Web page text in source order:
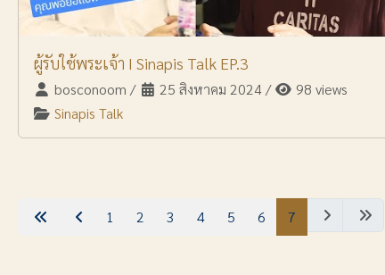
ผู้รับใช้พระเจ้า I Sinapis Talk EP.3
bosconoom / 25 สิงหาคม 2024/
98 views
Sinapis Talk
1 2 3 4 5 6 7